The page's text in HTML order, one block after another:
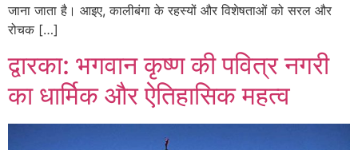
जाना जाता है। आइए, कालीबंगा के रहस्यों और विशेषताओं को सरल और
रोचक […]
द्वारका: भगवान कृष्ण की पवित्र नगरी
का धार्मिक और ऐतिहासिक महत्व